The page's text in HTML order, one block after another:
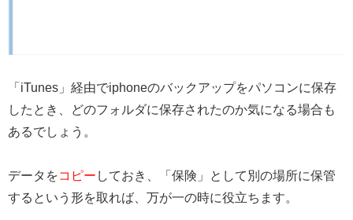
「iTunes」経由でiphoneのバックアップをパソコンに保存
したとき、どのフォルダに保存されたのか気になる場合も
あるでしょう。
データをコピー しておき、「保険」として別の場所に保管
するという形を取れば、万が一の時に役立ちます。